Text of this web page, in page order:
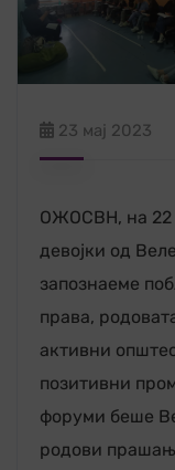
23 мај 2023
ОЖОСВН, на 22
девојки од
запознаеме
права,
активни
позитивни
форуми беше
родови